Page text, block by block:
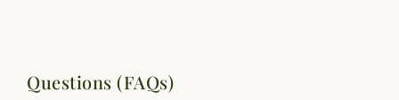
Questions (FAQs)